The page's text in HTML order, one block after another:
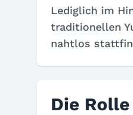
Lediglich im
traditionellen
nahtlos
Die